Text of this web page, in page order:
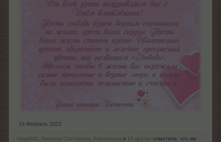
14 Февраль 2023
тёма000 Лисичка-Сестричка Kassiopeya и 16 других отметили, что им